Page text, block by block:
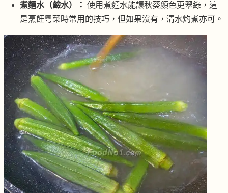
煮麵水（鹼水）： 使用煮麵水能讓秋葵顏色更翠綠，這
是烹飪粵菜時常用的技巧，但如果沒有，清水灼煮亦可。